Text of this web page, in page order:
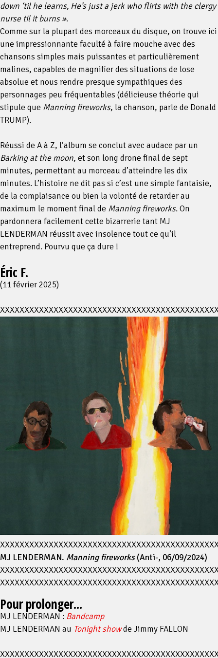
down ‘til he learns, He’s just a jerk who flirts with the clergy
nurse til it burns ».
Comme sur la plupart des morceaux du disque, on trouve ici
une impressionnante faculté à faire mouche avec des
chansons simples mais puissantes et particulièrement
malines, capables de magnifier des situations de lose
absolue et nous rendre presque sympathiques des
personnages peu fréquentables (délicieuse théorie qui
stipule que Manning fireworks, la chanson, parle de Donald
TRUMP).
Réussi de A à Z, l’album se conclut avec audace par un
Barking at the moon, et son long drone final de sept
minutes, permettant au morceau d’atteindre les dix
minutes. L’histoire ne dit pas si c’est une simple fantaisie,
de la complaisance ou bien la volonté de retarder au
maximum le moment final de Manning fireworks. On
pardonnera facilement cette bizarrerie tant MJ
LENDERMAN réussit avec insolence tout ce qu’il
entreprend. Pourvu que ça dure !
Éric F.
(11 février 2025)
MJ LENDERMAN. Manning fireworks(Anti-, 06/09/2024)
Pour prolonger...
MJ LENDERMAN : Bandcamp
MJ LENDERMAN au Tonight showde Jimmy FALLON